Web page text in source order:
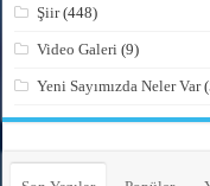
Şiir(448)
Video Galeri (9)
Yeni Sayımızda Neler Var